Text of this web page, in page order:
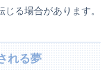
る場合があります。
れる夢